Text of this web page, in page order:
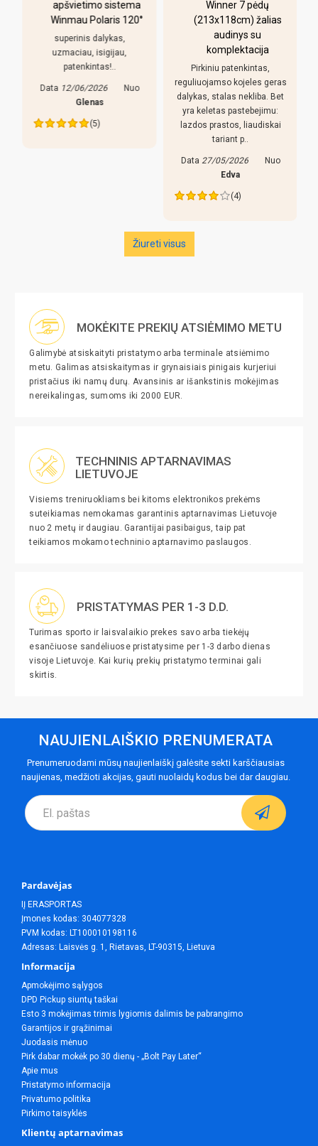
apšvietimo sistema
Winmau Polaris 120°
superinis dalykas,
uzmaciau, isigijau,
patenkintas!..
Data 12/06/2026
Nuo
Glenas
(5)
Winner 7 pėdų
(213x118cm) žalias
audinys su
komplektacija
Pirkiniu patenkintas,
reguliuojamso kojeles geras
dalykas, stalas nekliba. Bet
yra keletas pastebejimu:
lazdos prastos, liaudiskai
tariant p..
Data 27/05/2026
Nuo
Edva
(4)
Žiureti visus
MOKĖKITE PREKIŲ ATSIĖMIMO METU
Galimybė atsiskaityti pristatymo arba terminale atsiėmimo
metu. Galimas atsiskaitymas ir grynaisiais pinigais kurjeriui
pristačius iki namų durų. Avansinis ar išankstinis mokėjimas
nereikalingas, sumoms iki 2000 EUR.
TECHNINIS APTARNAVIMAS
LIETUVOJE
Visiems treniruokliams bei kitoms elektronikos prekėms
suteikiamas nemokamas garantinis aptarnavimas Lietuvoje
nuo 2 metų ir daugiau. Garantijai pasibaigus, taip pat
teikiamos mokamo techninio aptarnavimo paslaugos.
PRISTATYMAS PER 1-3 D.D.
Turimas sporto ir laisvalaikio prekes savo arba tiekėjų
esančiuose sandėliuose pristatysime per 1-3 darbo dienas
visoje Lietuvoje. Kai kurių prekių pristatymo terminai gali
skirtis.
NAUJIENLAIŠKIO PRENUMERATA
Prenumeruodami mūsų naujienlaiškį galėsite sekti karščiausias
naujienas, medžioti akcijas, gauti nuolaidų kodus bei dar daugiau.
Pardavėjas
IĮ ERASPORTAS
Įmones kodas: 304077328
PVM kodas: LT100010198116
Adresas: Laisvės g. 1, Rietavas, LT-90315, Lietuva
Informacija
Apmokėjimo sąlygos
DPD Pickup siuntų taškai
Esto 3 mokėjimas trimis lygiomis dalimis be pabrangimo
Garantijos ir grąžinimai
Juodasis mėnuo
Pirk dabar mokėk po 30 dienų - „Bolt Pay Later“
Apie mus
Pristatymo informacija
Privatumo politika
Pirkimo taisyklės
Klientų aptarnavimas